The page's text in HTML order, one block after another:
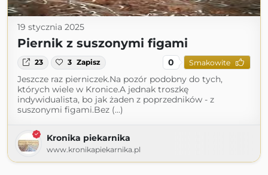
19 stycznia 2025
Piernik z suszonymi figami
23 3 Zapisz 0 Smakowite
Jeszcze raz pierniczek.Na pozór podobny do tych,
których wiele w Kronice.A jednak troszkę
indywidualista, bo jak żaden z poprzedników - z
suszonymi figami.Bez (...)
Kronika piekarnika
www.kronikapiekarnika.pl